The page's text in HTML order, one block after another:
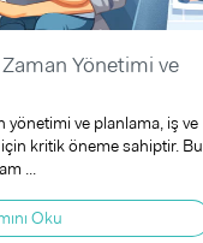
Yönetimi ve
yönetimi ve planlama, iş ve
kritik öneme sahiptir. Bu
...
Oku